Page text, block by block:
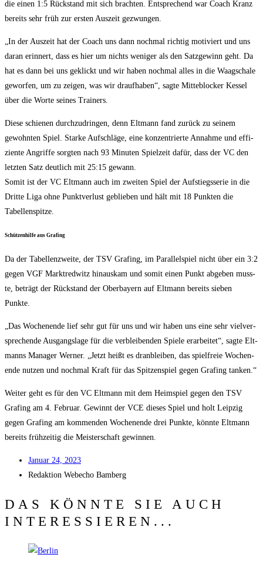
die einen 1:5 Rück­stand mit sich brach­ten. Ent­spre­chend war Coach Kranz
bereits sehr früh zur ers­ten Aus­zeit gezwungen.
„In der Aus­zeit hat der Coach uns dann noch­mal rich­tig moti­viert und uns
dar­an erin­nert, dass es hier um nichts weni­ger als den Satz­ge­winn geht. Da
hat es dann bei uns geklickt und wir haben noch­mal alles in die Waag­scha­le
gewor­fen, um zu zei­gen, was wir drauf­ha­ben“, sag­te Mitt­e­blo­cker Kes­sel
über die Wor­te sei­nes Trainers.
Die­se schie­nen durch­zu­drin­gen, denn Elt­mann fand zurück zu sei­nem
gewohn­ten Spiel. Star­ke Auf­schlä­ge, eine kon­zen­trier­te Annah­me und effi­
zi­en­te Angrif­fe sorg­ten nach 93 Minu­ten Spiel­zeit dafür, dass der VC den
letz­ten Satz deut­lich mit 25:15 gewann.
Somit ist der VC Elt­mann auch im zwei­ten Spiel der Auf­stiegs­se­rie in die
Drit­te Liga ohne Punkt­ver­lust geblie­ben und hält mit 18 Punk­ten die
Tabellenspitze.
Schüt­zen­hil­fe aus Grafing
Da der Tabel­len­zwei­te, der TSV Gra­fing, im Par­al­lel­spiel nicht über ein 3:2
gegen VGF Markt­red­witz hin­aus­kam und somit einen Punkt abge­ben muss­
te, beträgt der Rück­stand der Ober­bay­ern auf Elt­mann bereits sie­ben
Punkte.
„Das Wochen­en­de lief sehr gut für uns und wir haben uns eine sehr viel­ver­
spre­chen­de Aus­gangs­la­ge für die ver­blei­ben­den Spie­le erar­bei­tet“, sag­te Elt­
manns Mana­ger Wer­ner. „Jetzt heißt es dran­blei­ben, das spiel­freie Wochen­
en­de nut­zen und noch­mal Kraft für das Spit­zen­spiel gegen Gra­fing tanken.“
Wei­ter geht es für den VC Elt­mann mit dem Heim­spiel gegen den TSV
Gra­fing am 4. Febru­ar. Gewinnt der VCE die­ses Spiel und holt Leip­zig
gegen Gra­fing am kom­men­den Wochen­en­de drei Punk­te, könn­te Elt­mann
bereits früh­zei­tig die Meis­ter­schaft gewinnen.
Janu­ar 24, 2023
Redak­ti­on Web­echo Bamberg
DAS KÖNNTE SIE AUCH
INTERESSIEREN...